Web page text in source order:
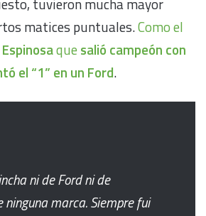
matices puntuales.Como el
quesalió campeón con
el “1” en un Ford.
ni de Ford ni de
ninguna marca. Siempre fui